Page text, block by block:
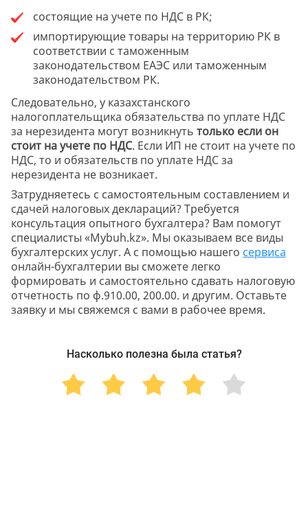
состоящие на учете по НДС в РК;
импортирующие товары на территорию РК в
соответствии с таможенным
законодательством ЕАЭС или таможенным
законодательством РК.
Следовательно, у казахстанского
налогоплательщика обязательства по уплате НДС
за нерезидента могут возникнуть только если он
стоит на учете по НДС. Если ИП не стоит на учете по
НДС, то и обязательств по уплате НДС за
нерезидента не возникает.
Затрудняетесь с самостоятельным составлением и
сдачей налоговых деклараций? Требуется
консультация опытного бухгалтера? Вам помогут
специалисты «Mybuh.kz». Мы оказываем все виды
бухгалтерских услуг. А с помощью нашего сервиса
онлайн-бухгалтерии вы сможете легко
формировать и самостоятельно сдавать налоговую
отчетность по ф.910.00, 200.00. и другим. Оставьте
заявку и мы свяжемся с вами в рабочее время.
Насколько полезна была статья?